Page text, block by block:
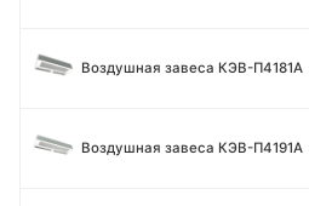
Воздушная завеса КЭВ-П4181A
Воздушная завеса КЭВ-П4191A